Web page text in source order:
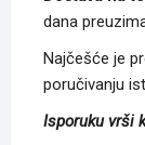
dana
Najčešće je
poručivanju
Isporuku vrši